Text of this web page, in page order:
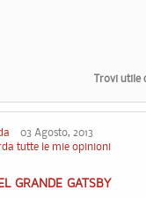
Trovi utile
03 Agosto, 2013
tutte le mie opinioni
GRANDE GATSBY